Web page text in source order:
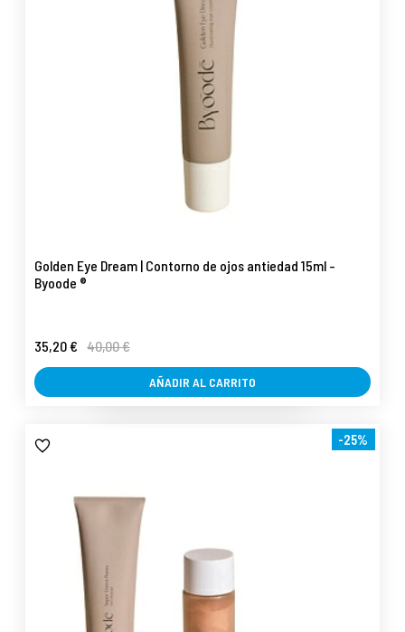
Golden Eye Dream | Contorno de ojos antiedad 15ml -
Byoode ®
35,20 € 40,00 €
AÑADIR AL CARRITO
-25%